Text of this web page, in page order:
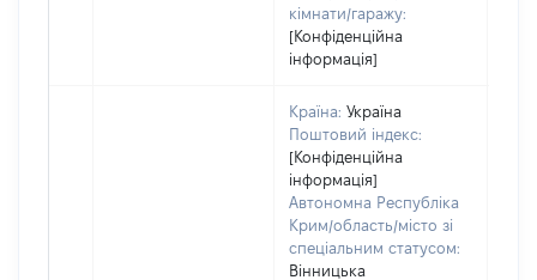
кімнати/гаражу:
[Конфіденційна
інформація]
Країна: Україна
Поштовий індекс:
[Конфіденційна
інформація]
Автономна Республіка
Крим/область/місто зі
спеціальним статусом:
Вінницька